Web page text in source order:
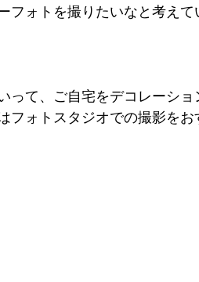
フォトを撮りたいなと考え
って、ご自宅をデコレーシ
フォトスタジオでの撮影を